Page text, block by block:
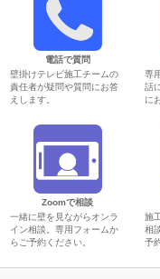
電話で質問
壁掛けテレビ施工チームの
責任者が疑問や質問にお答
えします。
専
話
に
Zoomで相談
一緒に壁を見ながらオンラ
イン相談。専用フォームか
らご予約ください。
施
相
予